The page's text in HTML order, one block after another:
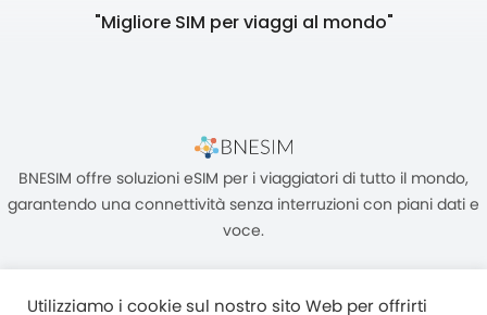
"Migliore SIM per viaggi al mondo"
BNESIM offre soluzioni eSIM per i viaggiatori di tutto il mondo,
garantendo una connettività senza interruzioni con piani dati e
voce.
Utilizziamo i cookie sul nostro sito Web per offrirti